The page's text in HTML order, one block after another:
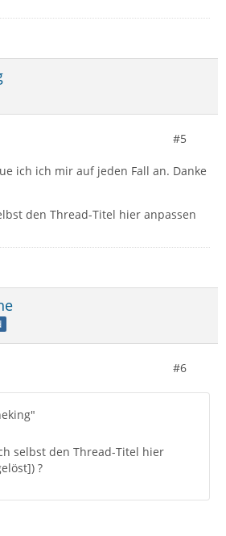
#5
ich ich mir auf jeden Fall an. Danke
den Thread-Titel hier anpassen
#6
selbst den Thread-Titel hier
?